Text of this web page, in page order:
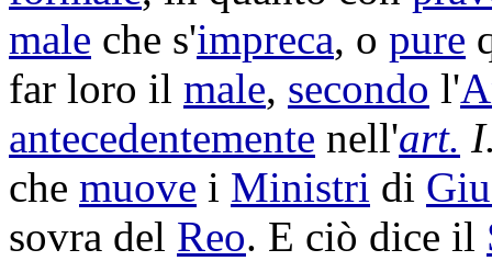
male che s'impreca, o pure
far loro il male, secondo l'
antecedentemente nell'art.
che muove i Ministri di
sovra del Reo. E ciò dice il